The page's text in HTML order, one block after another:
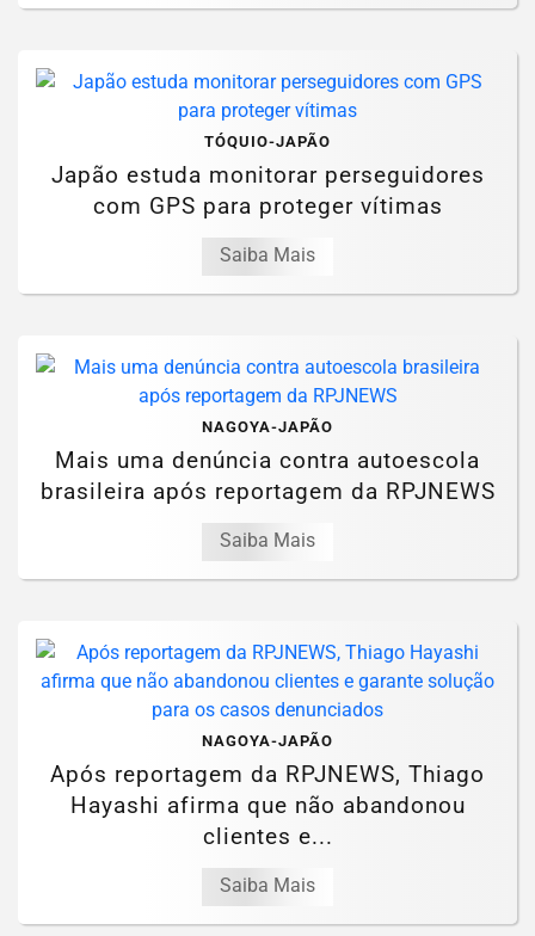
TÓQUIO-JAPÃO
Japão estuda monitorar perseguidores
com GPS para proteger vítimas
Saiba Mais
NAGOYA-JAPÃO
Mais uma denúncia contra autoescola
brasileira após reportagem da RPJNEWS
Saiba Mais
NAGOYA-JAPÃO
Após reportagem da RPJNEWS, Thiago
Hayashi afirma que não abandonou
clientes e...
Saiba Mais